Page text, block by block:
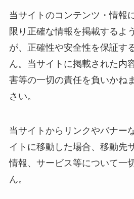
当サイトのコンテンツ・情報
限り正確な情報を掲載するよ
が、正確性や安全性を保証す
ん。当サイトに掲載された内
害等の一切の責任を負いかね
さい。
当サイトからリンクやバナー
イトに移動した場合、移動先
情報、サービス等について一
ん。